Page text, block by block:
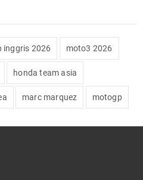
inggris 2026 moto3 2026
honda team asia
marc marquez motogp